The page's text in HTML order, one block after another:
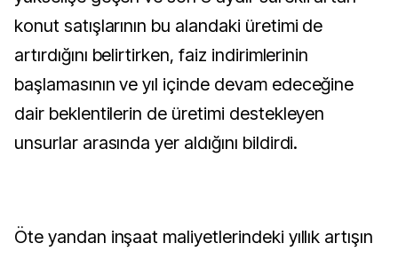
konut satışlarının bu alandaki üretimi de
artırdığını belirtirken, faiz indirimlerinin
başlamasının ve yıl içinde devam edeceğine
dair beklentilerin de üretimi destekleyen
unsurlar arasında yer aldığını bildirdi.
Öte yandan inşaat maliyetlerindeki yıllık artışın